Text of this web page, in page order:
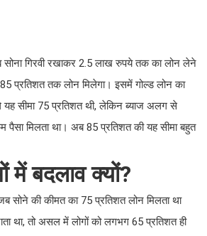
सोना गिरवी रखाकर 2.5 लाख रुपये तक का लोन लेने
प्रतिशत तक लोन मिलेगा। इसमें गोल्ड लोन का
यह सीमा 75 प्रतिशत थी, लेकिन ब्याज अलग से
पैसा मिलता था। अब 85 प्रतिशत की यह सीमा बहुत
में बदलाव क्यों?
सोने की कीमत का 75 प्रतिशत लोन मिलता था
था, तो असल में लोगों को लगभग 65 प्रतिशत ही